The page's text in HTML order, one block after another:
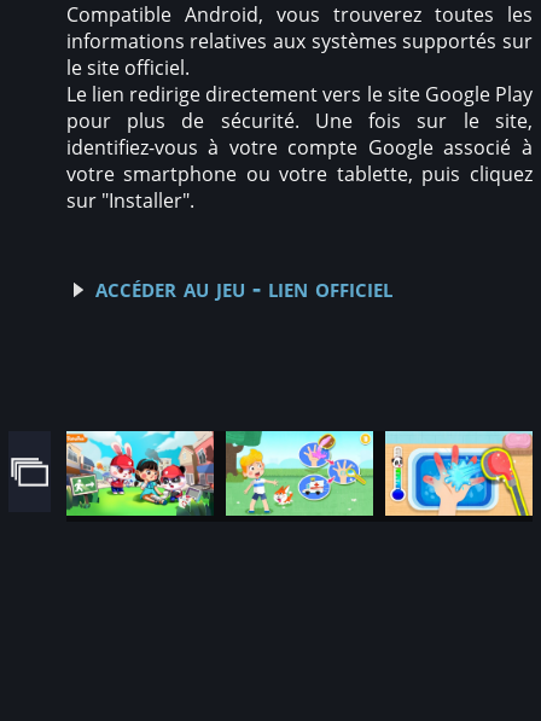
Compatible Android, vous trouverez toutes les
informations relatives aux systèmes supportés sur
le site officiel.
Le lien redirige directement vers le site Google Play
pour plus de sécurité. Une fois sur le site,
identifiez-vous à votre compte Google associé à
votre smartphone ou votre tablette, puis cliquez
sur "Installer".
accéder au jeu - lien officiel